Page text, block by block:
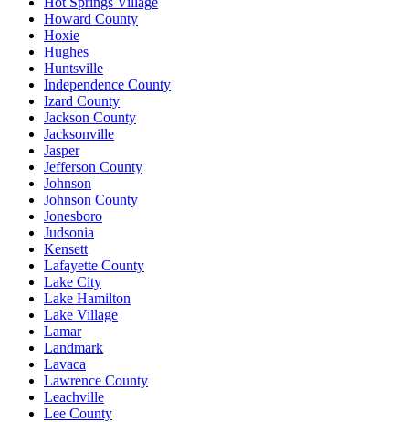
Howard County
Hoxie
Hughes
Huntsville
Independence County
Izard County
Jackson County
Jacksonville
Jasper
Jefferson County
Johnson
Johnson County
Jonesboro
Judsonia
Kensett
Lafayette County
Lake City
Lake Hamilton
Lake Village
Lamar
Landmark
Lavaca
Lawrence County
Leachville
Lee County